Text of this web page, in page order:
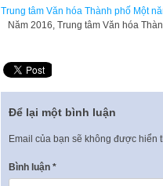
Trung tâm Văn hóa Thành phố Một
Năm 2016, Trung tâm Văn hóa
Để lại một bình luận
Email của bạn sẽ không được hiển
Bình luận *